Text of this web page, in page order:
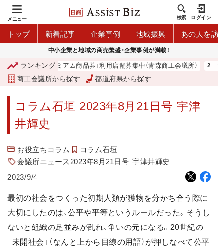
メニュー 検索 ログイン
トップ 新着記事 企業事例 地域振興 あの人を
中小企業と地域の商売繁盛・企業事例が満載！
ランキング
「青森市プレミアム商品券」利用店舗募集中（青森商工会議所） 台
商工会議所から探す 都道府県から探す
コラム石垣 2023年8月21日号 宇津
井輝史
お役立ちコラム
コラム石垣
会議所ニュース2023年8月21日号 宇津井輝史
2023/9/4
最初の社会をつくった初期人類が獲物を分かち合う際に
大切にしたのは、公平や平等というルールだった。そうし
ないと組織の足並みが乱れ、争いの元になる。20世紀の
「未開社会」（なんと上から目線の用語）が押しなべて公平